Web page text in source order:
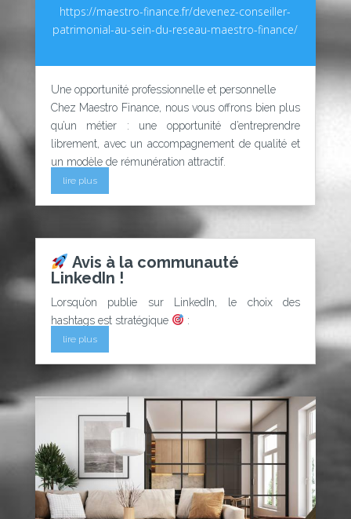
https://maestro-finance.fr/devenez-conseiller-
patrimonial-au-sein-du-reseau-maestro-finance/
Une opportunité professionnelle et personnelle
Chez Maestro Finance, nous vous offrons bien plus
qu’un métier : une opportunité d’entreprendre
librement, avec un accompagnement de qualité et
un modèle de rémunération attractif.
lire plus
Avis à la communauté
LinkedIn !
Lorsqu’on publie sur LinkedIn, le choix des
hashtags est stratégique
:
lire plus